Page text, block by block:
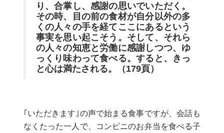
り、合掌し、感謝の思いでいただく。
その時、目の前の食材が自分以外の多
くの人々の手を経てここにあるという
事実を思い起こそう。そして、それら
の人々の知恵と労働に感謝しつつ、ゆ
っくり味わって食べる。すると、きっ
と心は満たされる。（179頁）
｢いただきます｣の声で始まる食事ですが、会話も
なくたった一人で、コンビニのお弁当を食べる子